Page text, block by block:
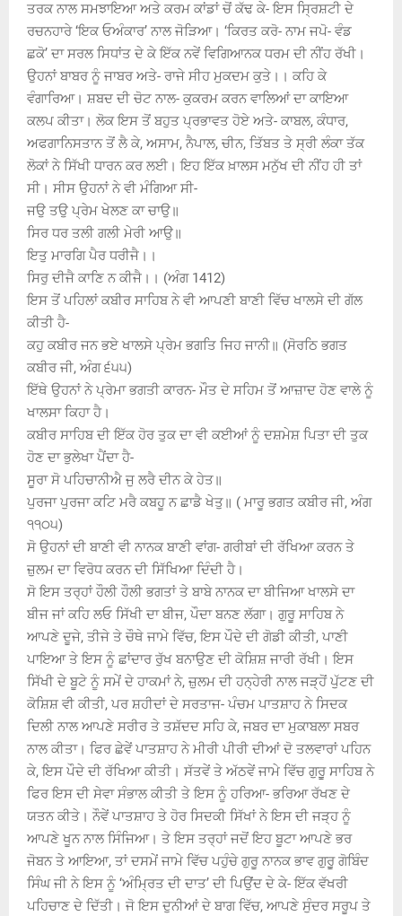
ਤਰਕ ਨਾਲ ਸਮਝਾਇਆ ਅਤੇ ਕਰਮ ਕਾਂਡਾਂ ਚੋਂ ਕੱਢ ਕੇ- ਇਸ ਸ੍ਰਿਸ਼ਟੀ ਦੇ
ਰਚਨਹਾਰੇ ‘ਇਕ ਓਅੰਕਾਰ’ ਨਾਲ ਜੋੜਿਆ। ‘ਕਿਰਤ ਕਰੋ- ਨਾਮ ਜਪੋ- ਵੰਡ
ਛਕੋ’ ਦਾ ਸਰਲ ਸਿਧਾਂਤ ਦੇ ਕੇ ਇੱਕ ਨਵੇਂ ਵਿਗਿਆਨਕ ਧਰਮ ਦੀ ਨੀਂਹ ਰੱਖੀ।
ਉਹਨਾਂ ਬਾਬਰ ਨੂੰ ਜਾਬਰ ਅਤੇ- ਰਾਜੇ ਸੀਹ ਮੁਕਦਮ ਕੁਤੇ।। ਕਹਿ ਕੇ
ਵੰਗਾਰਿਆ। ਸ਼ਬਦ ਦੀ ਚੋਟ ਨਾਲ- ਕੁਕਰਮ ਕਰਨ ਵਾਲਿਆਂ ਦਾ ਕਾਇਆ
ਕਲਪ ਕੀਤਾ। ਲੋਕ ਇਸ ਤੋਂ ਬਹੁਤ ਪ੍ਰਭਾਵਤ ਹੋਏ ਅਤੇ- ਕਾਬਲ, ਕੰਧਾਰ,
ਅਫਗਾਨਿਸਤਾਨ ਤੋਂ ਲੈ ਕੇ, ਅਸਾਮ, ਨੈਪਾਲ, ਚੀਨ, ਤਿੱਬਤ ਤੇ ਸ੍ਰੀ ਲੰਕਾ ਤੱਕ
ਲੋਕਾਂ ਨੇ ਸਿੱਖੀ ਧਾਰਨ ਕਰ ਲਈ। ਇਹ ਇੱਕ ਖ਼ਾਲਸ ਮਨੁੱਖ ਦੀ ਨੀਂਹ ਹੀ ਤਾਂ
ਸੀ। ਸੀਸ ਉਹਨਾਂ ਨੇ ਵੀ ਮੰਗਿਆ ਸੀ-
ਜਉ ਤਉ ਪ੍ਰੇਮ ਖੇਲਣ ਕਾ ਚਾਉ॥
ਸਿਰ ਧਰ ਤਲੀ ਗਲੀ ਮੇਰੀ ਆਉ॥
ਇਤੁ ਮਾਰਗਿ ਪੈਰ ਧਰੀਜੈ।।
ਸਿਰੁ ਦੀਜੈ ਕਾਣਿ ਨ ਕੀਜੈ।। (ਅੰਗ 1412)
ਇਸ ਤੋਂ ਪਹਿਲਾਂ ਕਬੀਰ ਸਾਹਿਬ ਨੇ ਵੀ ਆਪਣੀ ਬਾਣੀ ਵਿੱਚ ਖਾਲਸੇ ਦੀ ਗੱਲ
ਕੀਤੀ ਹੈ-
ਕਹੁ ਕਬੀਰ ਜਨ ਭਏ ਖਾਲਸੇ ਪ੍ਰੇਮ ਭਗਤਿ ਜਿਹ ਜਾਨੀ॥ (ਸੋਰਠਿ ਭਗਤ
ਕਬੀਰ ਜੀ, ਅੰਗ ੬੫੫)
ਇੱਥੇ ਉਹਨਾਂ ਨੇ ਪ੍ਰੇਮਾ ਭਗਤੀ ਕਾਰਨ- ਮੌਤ ਦੇ ਸਹਿਮ ਤੋਂ ਆਜ਼ਾਦ ਹੋਣ ਵਾਲੇ ਨੂੰ
ਖਾਲਸਾ ਕਿਹਾ ਹੈ।
ਕਬੀਰ ਸਾਹਿਬ ਦੀ ਇੱਕ ਹੋਰ ਤੁਕ ਦਾ ਵੀ ਕਈਆਂ ਨੂੰ ਦਸ਼ਮੇਸ਼ ਪਿਤਾ ਦੀ ਤੁਕ
ਹੋਣ ਦਾ ਭੁਲੇਖਾ ਪੈਂਦਾ ਹੈ-
ਸੂਰਾ ਸੋ ਪਹਿਚਾਨੀਐ ਜੁ ਲਰੈ ਦੀਨ ਕੇ ਹੇਤ॥
ਪੁਰਜਾ ਪੁਰਜਾ ਕਟਿ ਮਰੈ ਕਬਹੂ ਨ ਛਾਡੈ ਖੇਤੁ॥ ( ਮਾਰੂ ਭਗਤ ਕਬੀਰ ਜੀ, ਅੰਗ
੧੧੦੫)
ਸੋ ਉਹਨਾਂ ਦੀ ਬਾਣੀ ਵੀ ਨਾਨਕ ਬਾਣੀ ਵਾਂਗ- ਗਰੀਬਾਂ ਦੀ ਰੱਖਿਆ ਕਰਨ ਤੇ
ਜ਼ੁਲਮ ਦਾ ਵਿਰੋਧ ਕਰਨ ਦੀ ਸਿੱਖਿਆ ਦਿੰਦੀ ਹੈ।
ਸੋ ਇਸ ਤਰ੍ਹਾਂ ਹੌਲੀ ਹੌਲੀ ਭਗਤਾਂ ਤੇ ਬਾਬੇ ਨਾਨਕ ਦਾ ਬੀਜਿਆ ਖਾਲਸੇ ਦਾ
ਬੀਜ ਜਾਂ ਕਹਿ ਲਓ ਸਿੱਖੀ ਦਾ ਬੀਜ, ਪੌਦਾ ਬਨਣ ਲੱਗਾ। ਗੁਰੂ ਸਾਹਿਬ ਨੇ
ਆਪਣੇ ਦੂਜੇ, ਤੀਜੇ ਤੇ ਚੌਥੇ ਜਾਮੇ ਵਿੱਚ, ਇਸ ਪੌਦੇ ਦੀ ਗੋਡੀ ਕੀਤੀ, ਪਾਣੀ
ਪਾਇਆ ਤੇ ਇਸ ਨੂੰ ਛਾਂਦਾਰ ਰੁੱਖ ਬਨਾਉਣ ਦੀ ਕੋਸ਼ਿਸ਼ ਜਾਰੀ ਰੱਖੀ। ਇਸ
ਸਿੱਖੀ ਦੇ ਬੂਟੇ ਨੂੰ ਸਮੇਂ ਦੇ ਹਾਕਮਾਂ ਨੇ, ਜ਼ੁਲਮ ਦੀ ਹਨ੍ਹੇਰੀ ਨਾਲ ਜੜ੍ਹੋਂ ਪੁੱਟਣ ਦੀ
ਕੋਸ਼ਿਸ਼ ਵੀ ਕੀਤੀ, ਪਰ ਸ਼ਹੀਦਾਂ ਦੇ ਸਰਤਾਜ- ਪੰਚਮ ਪਾਤਸ਼ਾਹ ਨੇ ਸਿਦਕ
ਦਿਲੀ ਨਾਲ ਆਪਣੇ ਸਰੀਰ ਤੇ ਤਸ਼ੱਦਦ ਸਹਿ ਕੇ, ਜਬਰ ਦਾ ਮੁਕਾਬਲਾ ਸਬਰ
ਨਾਲ ਕੀਤਾ। ਫਿਰ ਛੇਵੇਂ ਪਾਤਸ਼ਾਹ ਨੇ ਮੀਰੀ ਪੀਰੀ ਦੀਆਂ ਦੋ ਤਲਵਾਰਾਂ ਪਹਿਨ
ਕੇ, ਇਸ ਪੌਦੇ ਦੀ ਰੱਖਿਆ ਕੀਤੀ। ਸੱਤਵੇਂ ਤੇ ਅੱਠਵੇਂ ਜਾਮੇ ਵਿੱਚ ਗੁਰੂੁ ਸਾਹਿਬ ਨੇ
ਫਿਰ ਇਸ ਦੀ ਸੇਵਾ ਸੰਭਾਲ ਕੀਤੀ ਤੇ ਇਸ ਨੂੰ ਹਰਿਆ- ਭਰਿਆ ਰੱਖਣ ਦੇ
ਯਤਨ ਕੀਤੇ। ਨੌਵੇਂ ਪਾਤਸ਼ਾਹ ਤੇ ਹੋਰ ਸਿਦਕੀ ਸਿੱਖਾਂ ਨੇ ਇਸ ਦੀ ਜੜ੍ਹ ਨੂੰ
ਆਪਣੇ ਖੂਨ ਨਾਲ ਸਿੰਜਿਆ। ਤੇ ਇਸ ਤਰ੍ਹਾਂ ਜਦੋਂ ਇਹ ਬੂਟਾ ਆਪਣੇ ਭਰ
ਜੋਬਨ ਤੇ ਆਇਆ, ਤਾਂ ਦਸਮੇਂ ਜਾਮੇ ਵਿੱਚ ਪਹੁੰਚੇ ਗੁਰੂ ਨਾਨਕ ਭਾਵ ਗੁਰੂੁ ਗੋਬਿੰਦ
ਸਿੰਘ ਜੀ ਨੇ ਇਸ ਨੂੰ ‘ਅੰਮ੍ਰਿਤ ਦੀ ਦਾਤ’ ਦੀ ਪਿਉਂਦ ਦੇ ਕੇ- ਇੱਕ ਵੱਖਰੀ
ਪਹਿਚਾਣ ਦੇ ਦਿੱਤੀ। ਜੋ ਇਸ ਦੁਨੀਆਂ ਦੇ ਬਾਗ ਵਿੱਚ, ਆਪਣੇ ਸੁੰਦਰ ਸਰੂਪ ਤੇ